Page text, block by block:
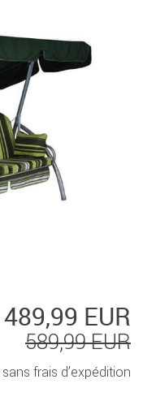
489,99 EUR
589,99 EUR
sans frais d’expédition